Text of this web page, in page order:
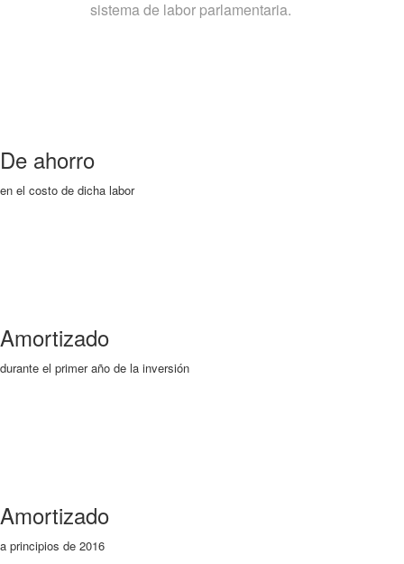
sistema de labor parlamentaria.
De ahorro
en el costo de dicha labor
Amortizado
durante el primer año de la inversión
Amortizado
a principios de 2016